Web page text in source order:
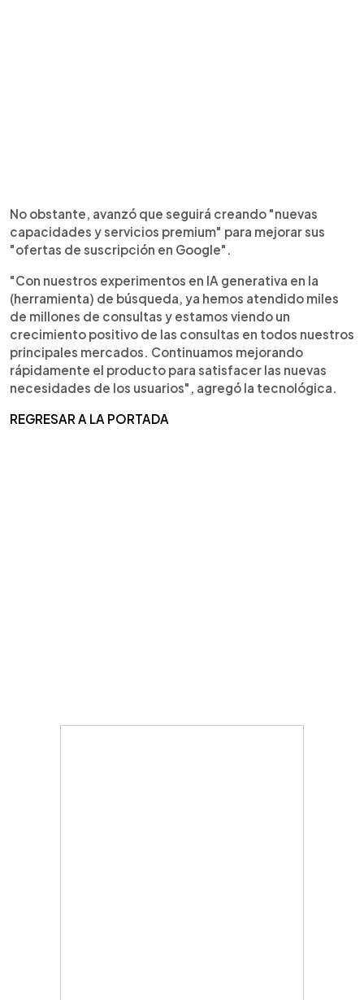
No obstante, avanzó que seguirá creando "nuevas
capacidades y servicios premium" para mejorar sus
"ofertas de suscripción en Google".
"Con nuestros experimentos en IA generativa en la
(herramienta) de búsqueda, ya hemos atendido miles
de millones de consultas y estamos viendo un
crecimiento positivo de las consultas en todos nuestros
principales mercados. Continuamos mejorando
rápidamente el producto para satisfacer las nuevas
necesidades de los usuarios", agregó la tecnológica.
REGRESAR A LA PORTADA